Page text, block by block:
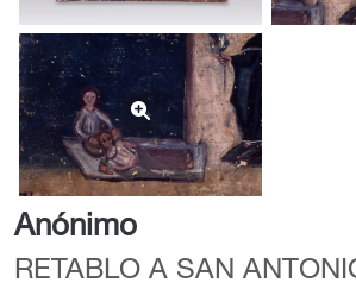
Anónimo
RETABLO A SAN